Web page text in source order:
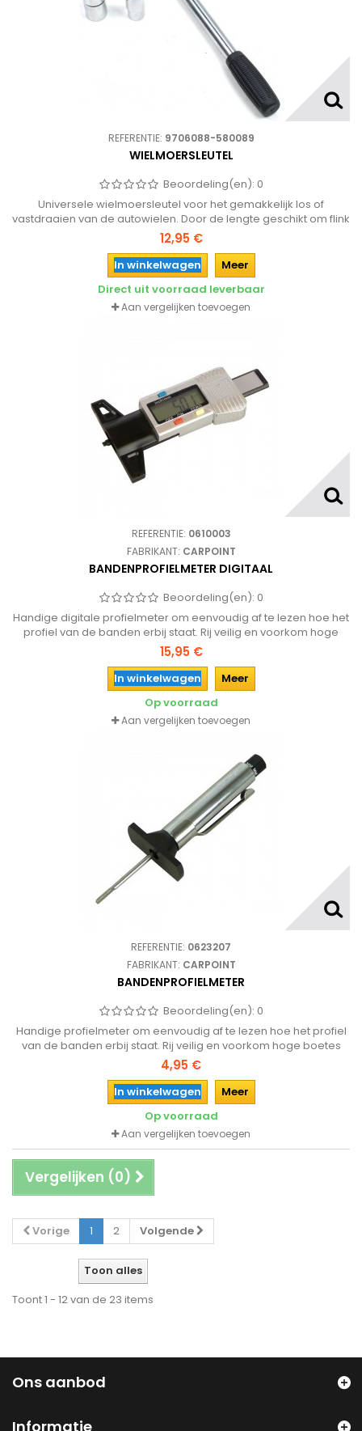
REFERENTIE: 9706088-580089
WIELMOERSLEUTEL
Beoordeling(en): 0
Universele wielmoersleutel voor het gemakkelijk los of
vastdraaien van de autowielen. Door de lengte geschikt om flink
kracht op te zetten.
12,95 €
In winkelwagen
Meer
Direct uit voorraad leverbaar
Aan vergelijken toevoegen
REFERENTIE: 0610003
FABRIKANT: CARPOINT
BANDENPROFIELMETER DIGITAAL
Beoordeling(en): 0
Handige digitale profielmeter om eenvoudig af te lezen hoe het
profiel van de banden erbij staat. Rij veilig en voorkom hoge
boetes voor gladde banden!
15,95 €
In winkelwagen
Meer
Op voorraad
Aan vergelijken toevoegen
REFERENTIE: 0623207
FABRIKANT: CARPOINT
BANDENPROFIELMETER
Beoordeling(en): 0
Handige profielmeter om eenvoudig af te lezen hoe het profiel
van de banden erbij staat. Rij veilig en voorkom hoge boetes
voor gladde banden!
4,95 €
In winkelwagen
Meer
Op voorraad
Aan vergelijken toevoegen
Vergelijken (0)
Vorige 1 2 Volgende
Toon alles
Toont 1 - 12 van de 23 items
Ons aanbod
Informatie